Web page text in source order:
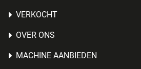
VERKOCHT
OVER ONS
MACHINE AANBIEDEN